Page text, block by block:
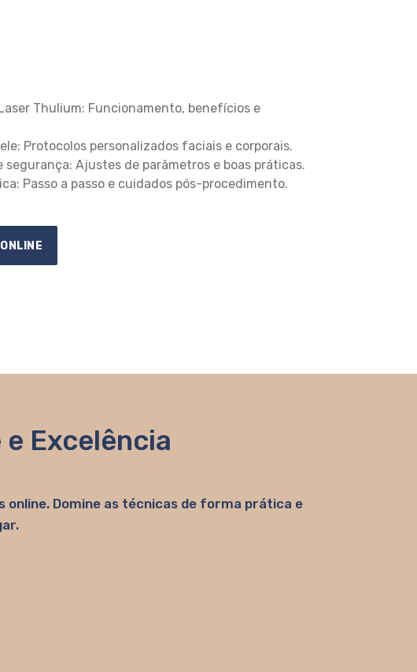
Thulium: Funcionamento, benefícios e
Protocolos personalizados faciais e corporais.
segurança: Ajustes de parâmetros e boas práticas.
Passo a passo e cuidados pós-procedimento.
Excelência
Domine as técnicas de forma prática e